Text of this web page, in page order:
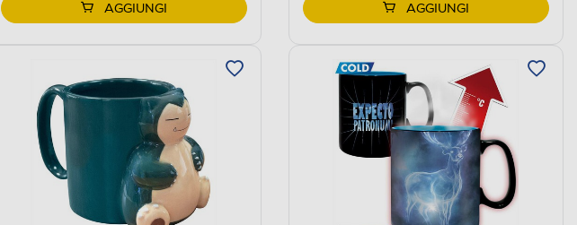
AGGIUNGI AGGIUNGI